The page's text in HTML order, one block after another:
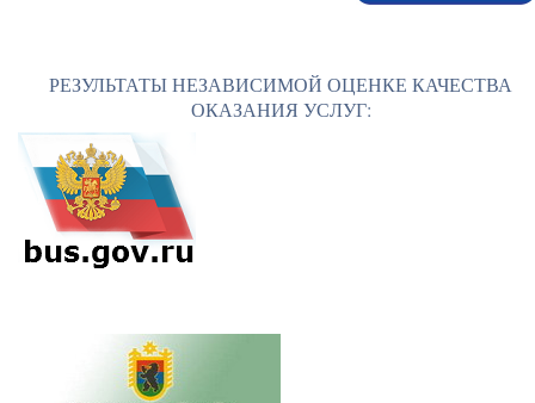
РЕЗУЛЬТАТЫ НЕЗАВИСИМОЙ ОЦЕНКЕ КАЧЕСТВА
ОКАЗАНИЯ УСЛУГ: